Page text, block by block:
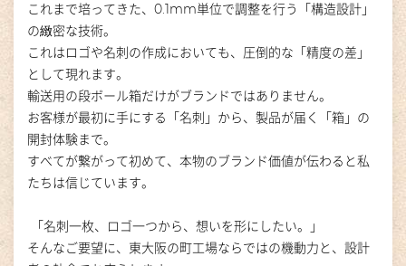
これまで培ってきた、0.1mm単位で調整を行う「構造設計」
の緻密な技術。
これはロゴや名刺の作成においても、圧倒的な「精度の差」
として現れます。
輸送用の段ボール箱だけがブランドではありません。
お客様が最初に手にする「名刺」から、製品が届く「箱」の
開封体験まで。
すべてが繋がって初めて、本物のブランド価値が伝わると私
たちは信じています。
「名刺一枚、ロゴ一つから、想いを形にしたい。」
そんなご要望に、東大阪の町工場ならではの機動力と、設計